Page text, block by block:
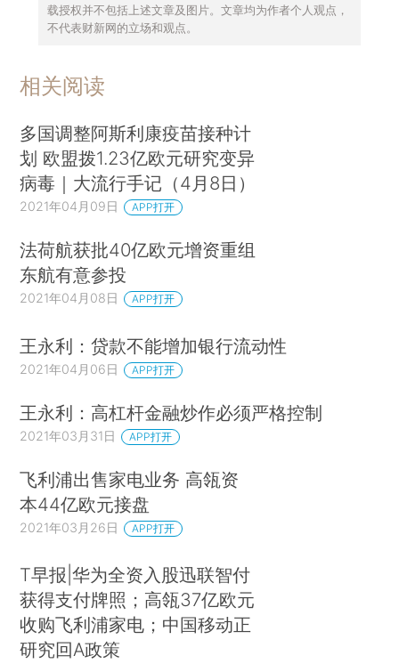
载授权并不包括上述文章及图片。文章均为作者个人观点，
不代表财新网的立场和观点。
相关阅读
多国调整阿斯利康疫苗接种计
划 欧盟拨1.23亿欧元研究变异
病毒｜大流行手记（4月8日）
2021年04月09日 APP打开
法荷航获批40亿欧元增资重组
东航有意参投
2021年04月08日 APP打开
王永利：贷款不能增加银行流动性
2021年04月06日 APP打开
王永利：高杠杆金融炒作必须严格控制
2021年03月31日 APP打开
飞利浦出售家电业务 高瓴资
本44亿欧元接盘
2021年03月26日 APP打开
T早报|华为全资入股迅联智付
获得支付牌照；高瓴37亿欧元
收购飞利浦家电；中国移动正
研究回A政策